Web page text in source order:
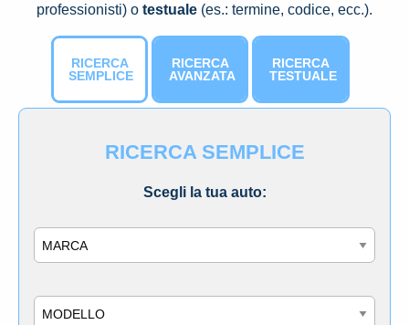
professionisti) o testuale (es.: termine, codice, ecc.).
RICERCA
SEMPLICE
RICERCA
AVANZATA
RICERCA
TESTUALE
RICERCA SEMPLICE
Scegli la tua auto: